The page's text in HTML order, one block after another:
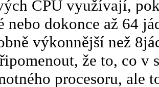
CPU využívají,
nebo dokonce až 64
výkonnější než
že to, co v
procesoru, ale